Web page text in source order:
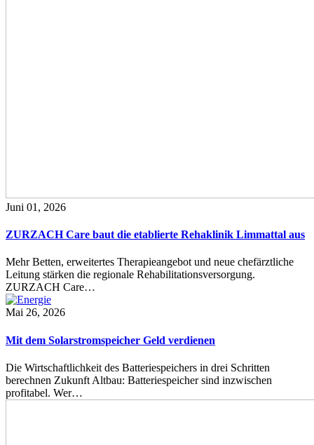
Juni 01, 2026
ZURZACH Care baut die etablierte Rehaklinik Limmattal aus
Mehr Betten, erweitertes Therapieangebot und neue chefärztliche
Leitung stärken die regionale Rehabilitationsversorgung.
ZURZACH Care…
Mai 26, 2026
Mit dem Solarstromspeicher Geld verdienen
Die Wirtschaftlichkeit des Batteriespeichers in drei Schritten
berechnen Zukunft Altbau: Batteriespeicher sind inzwischen
profitabel. Wer…